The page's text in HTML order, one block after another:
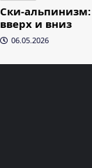
Ски-альпинизм:
вверх и вниз
06.05.2026